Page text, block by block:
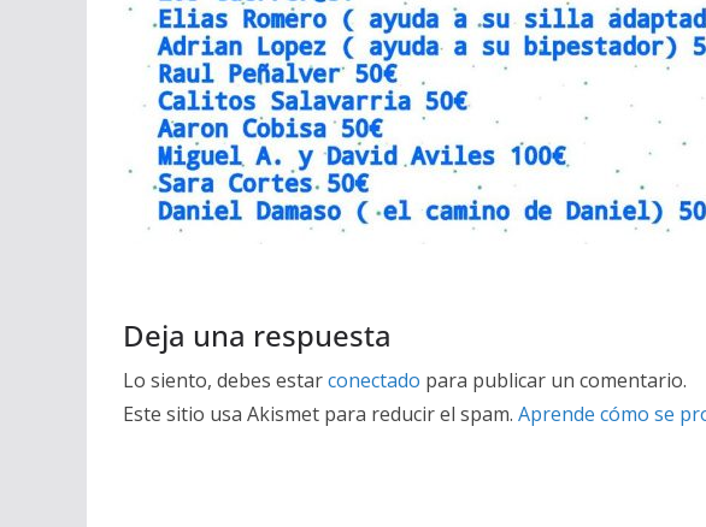
Deja una respuesta
Lo siento, debes estarconectado para publicar un comentario.
Este sitio usa Akismet para reducir el spam. Aprende cómo se